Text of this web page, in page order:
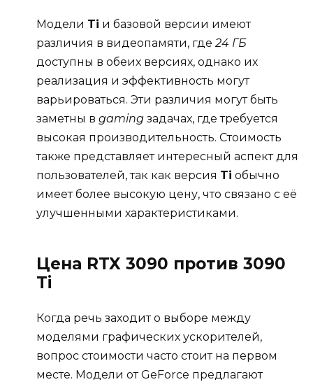
Модели Ti и базовой версии имеют
различия в видеопамяти, где 24 ГБ
доступны в обеих версиях, однако их
реализация и эффективность могут
варьироваться. Эти различия могут быть
заметны в gaming задачах, где требуется
высокая производительность. Стоимость
также представляет интересный аспект для
пользователей, так как версия Ti обычно
имеет более высокую цену, что связано с её
улучшенными характеристиками.
Цена RTX 3090 против 3090
Ti
Когда речь заходит о выборе между
моделями графических ускорителей,
вопрос стоимости часто стоит на первом
месте. Модели от GeForce предлагают